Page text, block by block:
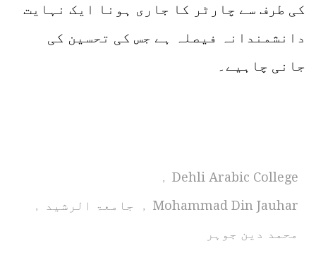
کی طرف سے چارٹر کا جاری ہونا ایک نہایت
دانشمندانہ فیصلہ ہے جس کی تحسین کی
جانی چاہیے۔
Dehli Arabic College
,
Mohammad Din Jauhar
, جامعۃ الرشید ,
محمد دین جوہر